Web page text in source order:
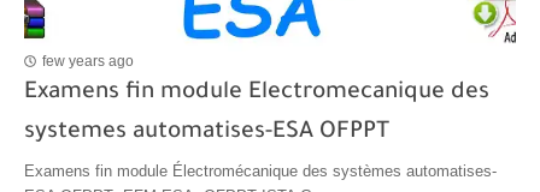
few years ago
Examens fin module Electromecanique des
systemes automatises-ESA OFPPT
Examens fin module Électromécanique des systèmes automatises-